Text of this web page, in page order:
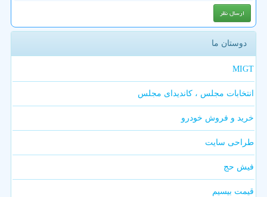
دوستان ما
MIGT
انتخابات مجلس ، کاندیدای مجلس
خرید و فروش خودرو
طراحی سایت
فیش حج
قیمت بیسیم